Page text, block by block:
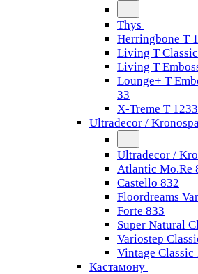
Thys
Herringbone T
Living T
Living T
Lounge+ T
33
X-Treme T
Ultradecor /
Ultradecor /
Atlantic Mo.Re
Castello 832
Floordreams
Forte 833
Super Natural
Variostep
Vintage Classic
Кастамону